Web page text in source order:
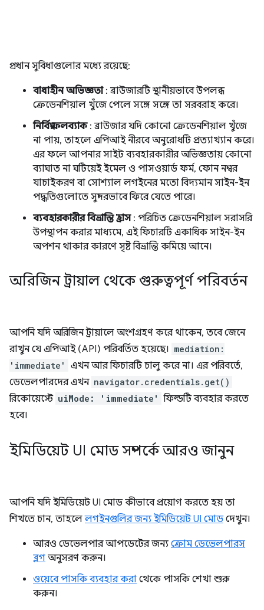
প্রধান সুবিধাগুলোর মধ্যে রয়েছে:
বাধাহীন অভিজ্ঞতা: ব্রাউজারটি স্থানীয়ভাবে উপলব্ধ
ক্রেডেনশিয়াল খুঁজে পেলে সঙ্গে সঙ্গে তা সরবরাহ করে।
নির্বিঘ্ন ফলব্যাক: ব্রাউজার যদি কোনো ক্রেডেনশিয়াল খুঁজে
না পায়, তাহলে এপিআই নীরবে অনুরোধটি প্রত্যাখ্যান করে।
এর ফলে আপনার সাইট ব্যবহারকারীর অভিজ্ঞতায় কোনো
ব্যাঘাত না ঘটিয়েই ইমেল ও পাসওয়ার্ড ফর্ম, ফোন নম্বর
যাচাইকরণ বা সোশ্যাল লগইনের মতো বিদ্যমান সাইন-ইন
পদ্ধতিগুলোতে সুন্দরভাবে ফিরে যেতে পারে।
ব্যবহারকারীর বিভ্রান্তি হ্রাস: পরিচিত ক্রেডেনশিয়াল সরাসরি
উপস্থাপন করার মাধ্যমে, এই ফিচারটি একাধিক সাইন-ইন
অপশন থাকার কারণে সৃষ্ট বিভ্রান্তি কমিয়ে আনে।
অরিজিন ট্রায়াল থেকে গুরুত্বপূর্ণ পরিবর্তন
আপনি যদি অরিজিন ট্রায়ালে অংশগ্রহণ করে থাকেন, তবে জেনে
রাখুন যে এপিআই (API) পরিবর্তিত হয়েছে। mediation:
'immediate'
এখন আর ফিচারটি চালু করে না। এর পরিবর্তে,
ডেভেলপারদের এখন navigator.credentials.get()
রিকোয়েস্টে uiMode: 'immediate' ফিল্ডটি ব্যবহার করতে
হবে।
ইমিডিয়েট UI মোড সম্পর্কে আরও জানুন
আপনি যদি ইমিডিয়েট UI মোড কীভাবে প্রয়োগ করতে হয় তা
শিখতে চান, তাহলেলগইনগুলির জন্য ইমিডিয়েট UI মোডদেখুন।
আরও ডেভেলপার আপডেটের জন্য ক্রোম ডেভেলপারস
ব্লগ অনুসরণ করুন।
ওয়েবে পাসকি ব্যবহার করা থেকে পাসকি শেখা শুরু
করুন।